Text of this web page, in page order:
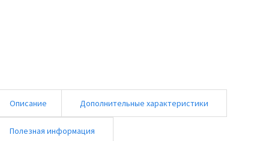
Описание Дополнительные характеристики
Полезная информация